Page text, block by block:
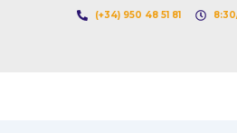
(+34) 950 48 51 81
Navegación